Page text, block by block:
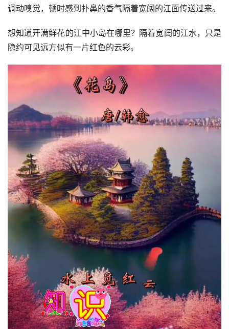
调动嗅觉，顿时感到扑鼻的香气隔着宽阔的江面传送过来。
想知道开满鲜花的江中小岛在哪里？隔着宽阔的江水，只是
隐约可见远方似有一片红色的云彩。